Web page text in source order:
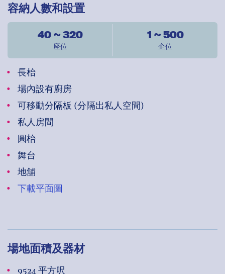
容納人數和設置
40 ~ 320
座位
1 ~ 500
企位
長枱
場內設有廚房
可移動分隔板 (分隔出私人空間)
私人房間
圓枱
舞台
地舖
下載平面圖
場地面積及器材
9524 平方呎